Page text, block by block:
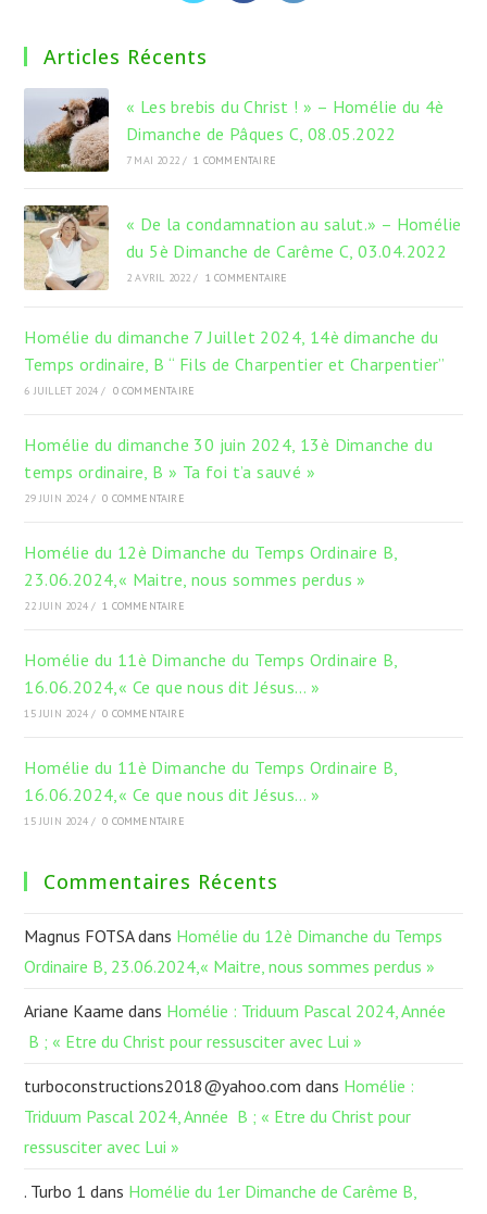
Articles Récents
« Les brebis du Christ ! » – Homélie du 4è
Dimanche de Pâques C, 08.05.2022
7 MAI 2022 / 1 COMMENTAIRE
« De la condamnation au salut.» – Homélie
du 5è Dimanche de Carême C, 03.04.2022
2 AVRIL 2022 / 1 COMMENTAIRE
Homélie du dimanche 7 Juillet 2024, 14è dimanche du
Temps ordinaire, B “ Fils de Charpentier et Charpentier”
6 JUILLET 2024 / 0 COMMENTAIRE
Homélie du dimanche 30 juin 2024, 13è Dimanche du
temps ordinaire, B » Ta foi t’a sauvé »
29 JUIN 2024 / 0 COMMENTAIRE
Homélie du 12è Dimanche du Temps Ordinaire B,
23.06.2024,« Maitre, nous sommes perdus »
22 JUIN 2024 / 1 COMMENTAIRE
Homélie du 11è Dimanche du Temps Ordinaire B,
16.06.2024,« Ce que nous dit Jésus… »
15 JUIN 2024 / 0 COMMENTAIRE
Homélie du 11è Dimanche du Temps Ordinaire B,
16.06.2024,« Ce que nous dit Jésus… »
15 JUIN 2024 / 0 COMMENTAIRE
Commentaires Récents
Magnus FOTSAdans Homélie du 12è Dimanche du Temps
Ordinaire B, 23.06.2024,« Maitre, nous sommes perdus »
Ariane Kaame dans Homélie : Triduum Pascal 2024, Année
B ; « Etre du Christ pour ressusciter avec Lui »
turboconstructions2018@yahoo.com dans Homélie :
Triduum Pascal 2024, Année B ; « Etre du Christ pour
ressusciter avec Lui »
. Turbo 1 dans Homélie du 1er Dimanche de Carême B,